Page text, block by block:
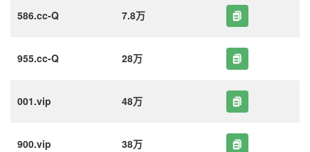
586.cc-Q 7.8万
955.cc-Q 28万
001.vip 48万
900.vip 38万